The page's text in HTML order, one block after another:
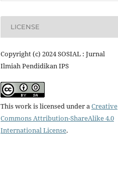
LICENSE
Copyright (c) 2024 SOSIAL : Jurnal
Ilmiah Pendidikan IPS
This work is licensed under aCreative
Commons Attribution-ShareAlike 4.0
International License.